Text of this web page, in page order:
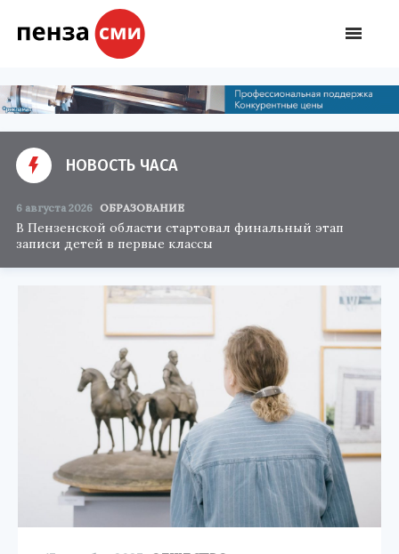
НОВОСТЬ ЧАСА
6 августа 2026 ОБРАЗОВАНИЕ
В Пензенской области стартовал финальный этап
записи детей в первые классы